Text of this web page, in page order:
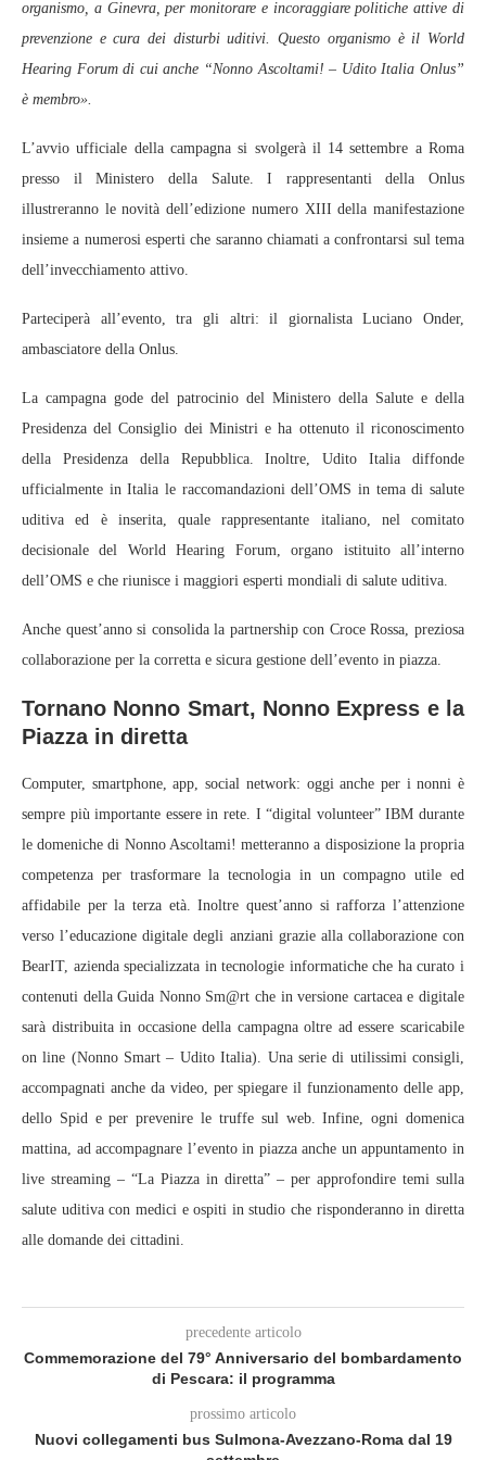
organismo, a Ginevra, per monitorare e incoraggiare politiche attive di
prevenzione e cura dei disturbi uditivi. Questo organismo è il World
Hearing Forum di cui anche “Nonno Ascoltami! – Udito Italia Onlus”
è membro».
L’avvio ufficiale della campagna si svolgerà il 14 settembre a Roma
presso il Ministero della Salute. I rappresentanti della Onlus
illustreranno le novità dell’edizione numero XIII della manifestazione
insieme a numerosi esperti che saranno chiamati a confrontarsi sul tema
dell’invecchiamento attivo.
Parteciperà all’evento, tra gli altri: il giornalista Luciano Onder,
ambasciatore della Onlus.
La campagna gode del patrocinio del Ministero della Salute e della
Presidenza del Consiglio dei Ministri e ha ottenuto il riconoscimento
della Presidenza della Repubblica. Inoltre, Udito Italia diffonde
ufficialmente in Italia le raccomandazioni dell’OMS in tema di salute
uditiva ed è inserita, quale rappresentante italiano, nel comitato
decisionale del World Hearing Forum, organo istituito all’interno
dell’OMS e che riunisce i maggiori esperti mondiali di salute uditiva.
Anche quest’anno si consolida la partnership con Croce Rossa, preziosa
collaborazione per la corretta e sicura gestione dell’evento in piazza.
Tornano Nonno Smart, Nonno Express e la
Piazza in diretta
Computer, smartphone, app, social network: oggi anche per i nonni è
sempre più importante essere in rete. I “digital volunteer” IBM durante
le domeniche di Nonno Ascoltami! metteranno a disposizione la propria
competenza per trasformare la tecnologia in un compagno utile ed
affidabile per la terza età. Inoltre quest’anno si rafforza l’attenzione
verso l’educazione digitale degli anziani grazie alla collaborazione con
BearIT, azienda specializzata in tecnologie informatiche che ha curato i
contenuti della Guida Nonno Sm@rt che in versione cartacea e digitale
sarà distribuita in occasione della campagna oltre ad essere scaricabile
on line (Nonno Smart – Udito Italia). Una serie di utilissimi consigli,
accompagnati anche da video, per spiegare il funzionamento delle app,
dello Spid e per prevenire le truffe sul web. Infine, ogni domenica
mattina, ad accompagnare l’evento in piazza anche un appuntamento in
live streaming – “La Piazza in diretta” – per approfondire temi sulla
salute uditiva con medici e ospiti in studio che risponderanno in diretta
alle domande dei cittadini.
precedente articolo
Commemorazione del 79° Anniversario del bombardamento
di Pescara: il programma
prossimo articolo
Nuovi collegamenti bus Sulmona-Avezzano-Roma dal 19